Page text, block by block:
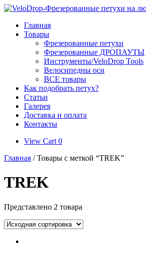
Skip
contentГлавная
Товары
Фрезерованные петухи
Фрезерованные ДРОПАУТЫ
Инструменты/VeloDrop Tools
Велосипедны оси
ВСЕ товары
Как подобрать петух?
Статьи
Галерея
Доставка и оплата
Контакты
View
cart
View Cart 0
Главная / Товары с меткой “TREK”
TREK
Представлено 2 товара